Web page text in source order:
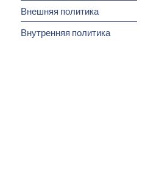
Внешняя политика
Внутренняя политика